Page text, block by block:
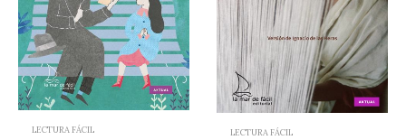
LECTURA FÁCIL LECTURA FÁCIL